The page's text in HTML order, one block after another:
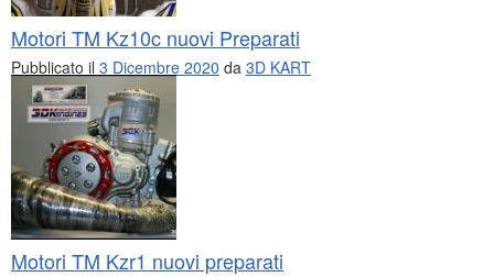
Motori TM Kz10c nuovi Preparati
Pubblicato il 3 Dicembre 2020 da 3D KART
Motori TM Kzr1 nuovi preparati